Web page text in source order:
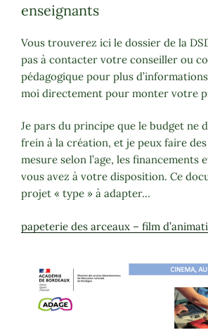
enseignants
Vous trouverez ici le dossier de la
pas à contacter votre conseiller ou
pédagogique pour plus
moi directement pour monter votre
Je pars du principe que le budget ne
frein à la création, et je peux faire
mesure selon l’age, les financements
vous avez à votre disposition. Ce
projet « type » à adapter…
papeterie des arceaux – film